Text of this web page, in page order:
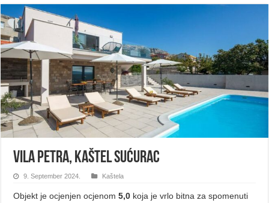
Vila Petra, Kaštel Sućurac
9. September 2024. Kaštela
Objekt je ocjenjen ocjenom5,0 koja je vrlo bitna za spomenuti